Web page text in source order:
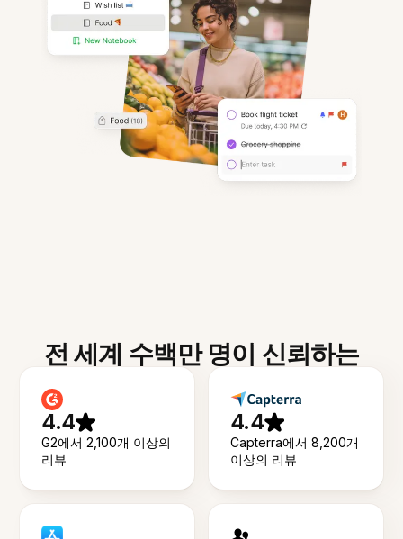
전 세계 수백만 명이 신뢰하는
4.4
G2에서 2,100개 이상의
리뷰
4.4
Capterra에서 8,200개
이상의 리뷰